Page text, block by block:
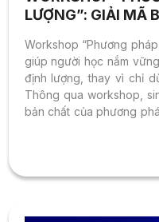
LƯỢNG”: GIẢI MÃ
Workshop “Phương
giúp người học nắm
định lượng, thay vì chỉ
Thông qua workshop,
bản chất của phương